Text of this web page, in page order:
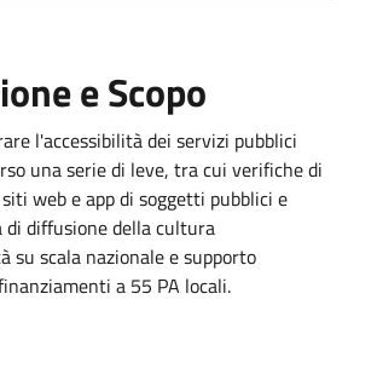
e Scopo
l'accessibilità dei servizi pubblici
una serie di leve, tra cui verifiche di
web e app di soggetti pubblici e
diffusione della cultura
su scala nazionale e supporto
a 55 PA locali.